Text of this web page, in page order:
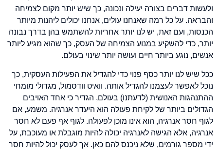
ולעשות דברים בצורה יעילה ונכונה, כך שיש יותר מקום לצמיחה
והבראה. על כל רמה שאנחנו עולים, אנחנו יכולים ליהנות מיותר
הכנסות, ועם זאת, יש לנו יותר אחריות להשתמש בהן בדרך נבונה
יותר, כדי להשקיע במנוע הצמיחה של העסק, כך שהוא מגיע ליותר
אנשים, נוגע ביותר חיים ועושה יותר שינוי בעולם.
ככל שיש לנו יותר כסף פנוי כדי להגדיל את הפעילות העסקית, כך
נוכל לאפשר לעצמנו להגדיל אותה. וואיט וודסמול, מגדולי מומחי
ההתנהגות האנושית (לדעתנו) בעולם, הגדיר כי אחד האויבים
הגדולים ביותר של לקיחת פעולה הוא היעדר אנרגיה. משמע, אם
לגוף חסר אנרגיה, הוא אינו מוכן לפעולה. לגוף אף פעם לא חסר
אנרגיה, אלא הגישה לאנרגיה יכולה להיות מוגבלת או מעוכבת, על
ידי מספר גורמים, שלא ניכנס להם כאן. אך לעסק יכול להיות חסר